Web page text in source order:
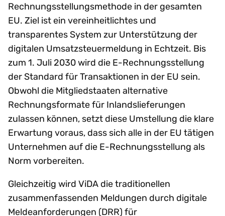
Rechnungsstellungsmethode in der gesamten
EU. Ziel ist ein vereinheitlichtes und
transparentes System zur Unterstützung der
digitalen Umsatzsteuermeldung in Echtzeit. Bis
zum 1. Juli 2030 wird die E-Rechnungsstellung
der Standard für Transaktionen in der EU sein.
Obwohl die Mitgliedstaaten alternative
Rechnungsformate für Inlandslieferungen
zulassen können, setzt diese Umstellung die klare
Erwartung voraus, dass sich alle in der EU tätigen
Unternehmen auf die E-Rechnungsstellung als
Norm vorbereiten.
Gleichzeitig wird ViDA die traditionellen
zusammenfassenden Meldungen durch digitale
Meldeanforderungen (DRR) für